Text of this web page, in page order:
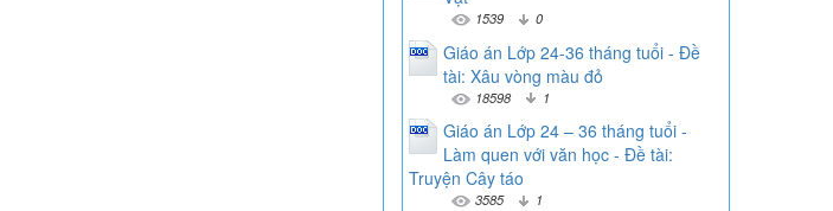
1539 0
Giáo án Lớp 24-36 tháng tuổi - Đề
tài: Xâu vòng màu đỏ
18598 1
Giáo án Lớp 24 – 36 tháng tuổi -
Làm quen với văn học - Đề tài:
Truyện Cây táo
3585 1